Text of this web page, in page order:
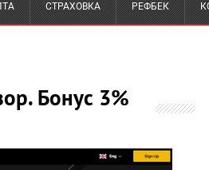
СТРАХОВКА РЕФБЕК
Бонус 3%